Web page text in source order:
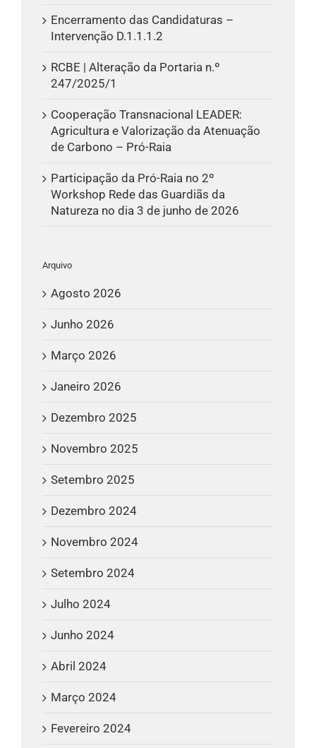
Encerramento das Candidaturas –
Intervenção D.1.1.1.2
RCBE | Alteração da Portaria n.º
247/2025/1
Cooperação Transnacional LEADER:
Agricultura e Valorização da Atenuação
de Carbono – Pró-Raia
Participação da Pró-Raia no 2º
Workshop Rede das Guardiãs da
Natureza no dia 3 de junho de 2026
Arquivo
Agosto 2026
Junho 2026
Março 2026
Janeiro 2026
Dezembro 2025
Novembro 2025
Setembro 2025
Dezembro 2024
Novembro 2024
Setembro 2024
Julho 2024
Junho 2024
Abril 2024
Março 2024
Fevereiro 2024